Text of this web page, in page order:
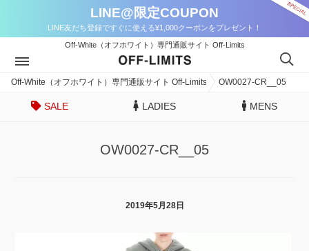
LINE@限定COUPON
LINE友だち登録ですぐに使える¥1,000クーポンをプレゼント！
Off-White（オフホワイト）専門通販サイト Off-Limits
Off-White（オフホワイト）専門通販サイト Off-Limits OW0027-CR__05
SALE LADIES MENS
OW0027-CR__05
2019年5月28日